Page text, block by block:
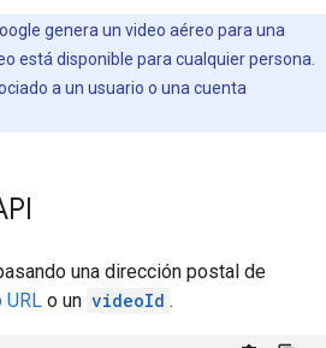
genera un video aéreo para una
está disponible para cualquier persona.
a un usuario o una cuenta
una dirección postal de
URL o un videoId .